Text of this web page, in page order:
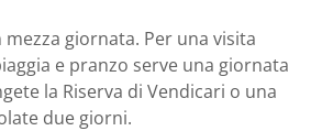
giornata. Per una visita
e pranzo serve una giornata
la Riserva di Vendicari o una
due giorni.